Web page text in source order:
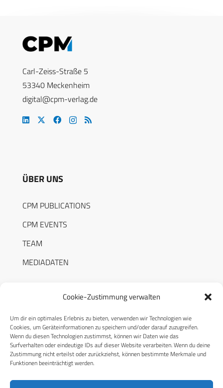
Cookie-Zustimmung verwalten
Um dir ein optimales Erlebnis zu bieten, verwenden wir Technologien wie
Cookies, um Geräteinformationen zu speichern und/oder darauf zuzugreifen.
Wenn du diesen Technologien zustimmst, können wir Daten wie das
Surfverhalten oder eindeutige IDs auf dieser Website verarbeiten. Wenn du deine
Zustimmung nicht erteilst oder zurückziehst, können bestimmte Merkmale und
Funktionen beeinträchtigt werden.
Carl-Zeiss-Straße 5
53340 Meckenheim
digital@cpm-verlag.de
ÜBER UNS
CPM PUBLICATIONS
CPM EVENTS
TEAM
MEDIADATEN
RECHTLICHES
Datenschutzerklärung
Cookie-Richtlinie (EU)